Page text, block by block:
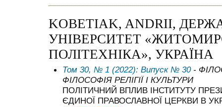
KOBETІAK, ANDRIІ,
УНІВЕРСИТЕТ
ПОЛІТЕХНІКА», УКРАЇНА
Том 30, № 1 (2022): Випуск № 30-
ФІЛОСОФІЯ РЕЛІГІЇ І КУЛЬТУРИ
ПОЛІТИЧНИЙ ВПЛИВ ІНСТИТУТУ
ЄДИНОЇ ПРАВОСЛАВНОЇ ЦЕРКВИ В